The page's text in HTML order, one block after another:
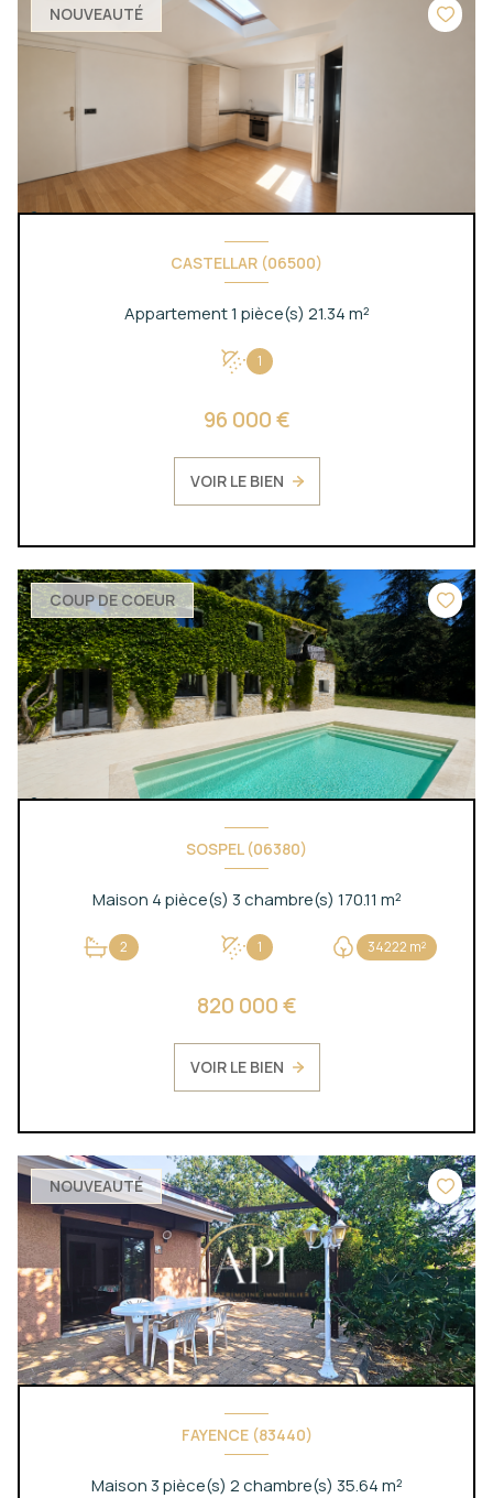
NOUVEAUTÉ
CASTELLAR (06500)
Appartement 1 pièce(s) 21.34 m²
1
96 000 €
VOIR LE BIEN
COUP DE COEUR
SOSPEL (06380)
Maison 4 pièce(s) 3 chambre(s) 170.11 m²
2 1 34222 m²
820 000 €
VOIR LE BIEN
NOUVEAUTÉ
FAYENCE (83440)
Maison 3 pièce(s) 2 chambre(s) 35.64 m²